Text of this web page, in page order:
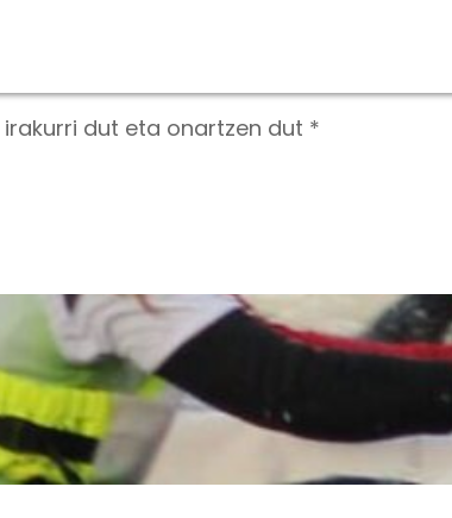
irakurri dut eta onartzen dut *